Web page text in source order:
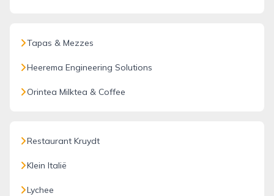
Tapas & Mezzes
Heerema Engineering Solutions
Orintea Milktea & Coffee
Restaurant Kruydt
Klein Italië
Lychee